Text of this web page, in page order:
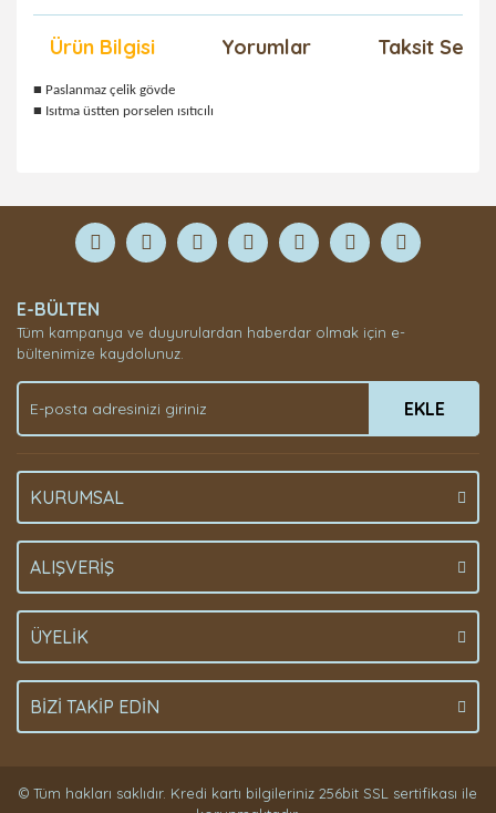
Ürün Bilgisi Yorumlar Taksit
■ Paslanmaz çelik gövde
■ Isıtma üstten porselen ısıtıcılı
Yorum Yaz
E-BÜLTEN
Tüm kampanya ve duyurulardan haberdar olmak için e-
bültenimize kaydolunuz.
EKLE
KURUMSAL
ALIŞVERİŞ
ÜYELİK
BİZİ TAKİP EDİN
© Tüm hakları saklıdır. Kredi kartı bilgileriniz 256bit SSL sertifikası ile